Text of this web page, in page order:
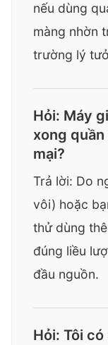
nếu dùng
màng nhờn
trường lý
Hỏi: Máy
xong
mại?
Trả lời: Do
vôi) hoặc
thử dùng
đúng liều
đầu nguồn.
Hỏi: Tôi